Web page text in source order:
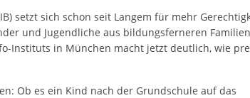
setzt sich schon seit Langem für mehr
und Jugendliche aus bildungsferneren
Instituts in München macht jetzt deutlich, wie
Ob es ein Kind nach der Grundschule auf das